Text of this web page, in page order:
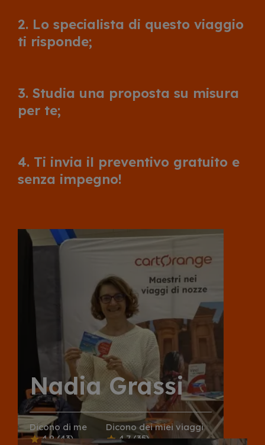
2. Lo specialista di questo viaggio
ti risponde;
3. Studia una proposta su misura
per te;
4. Ti invia il preventivo gratuito e
senza impegno!
Nadia Grassi
Dicono di me
4.9(43)
Dicono dei miei viaggi
4.7(35)